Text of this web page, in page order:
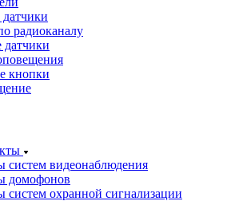
радиоканалу
кнопки
систем видеонаблюдения
домофонов
систем охранной сигнализации